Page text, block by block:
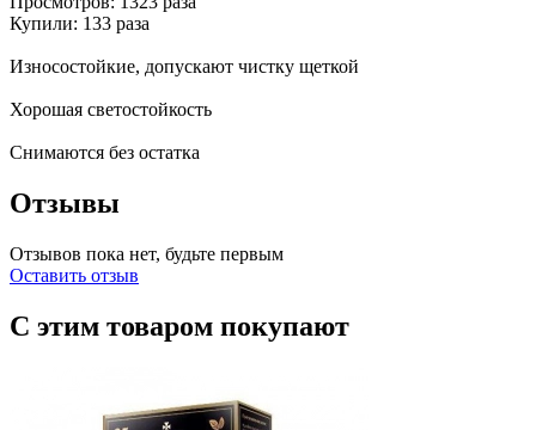
Купили: 133 раза
Износостойкие, допускают чистку щеткой
Хорошая светостойкость
Снимаются без остатка
Отзывы
Отзывов пока нет, будьте первым
Оставить отзыв
С этим товаром покупают